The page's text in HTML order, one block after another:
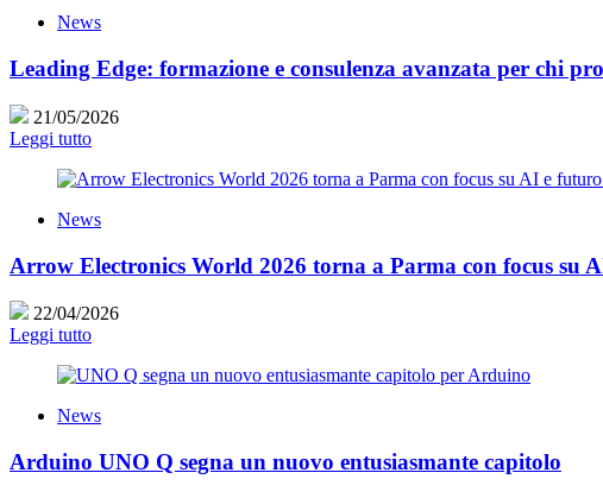
News
Leading Edge: formazione e consulenza avanzata per chi
21/05/2026
Leggi tutto
News
Arrow Electronics World 2026 torna a Parma con focus su
22/04/2026
Leggi tutto
News
Arduino UNO Q segna un nuovo entusiasmante capitolo